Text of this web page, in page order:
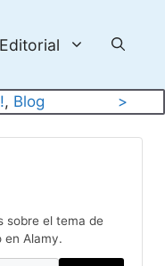
Editorial
, Blog >
sobre el tema de
en Alamy.